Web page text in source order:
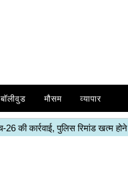
बॉलीवुड मौसम व्यापार